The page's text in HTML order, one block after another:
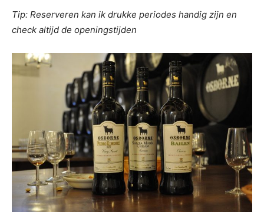
Tip: Reserveren kan ik drukke periodes handig zijn en
check altijd de openingstijden